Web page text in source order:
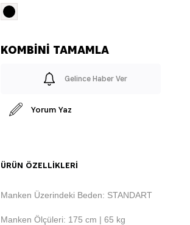
Gelince Haber Ver
Yorum Yaz
ÜRÜN ÖZELLIKLERI
Manken Üzerindeki Beden: STANDART
Manken Ölçüleri: 175 cm | 65 kg